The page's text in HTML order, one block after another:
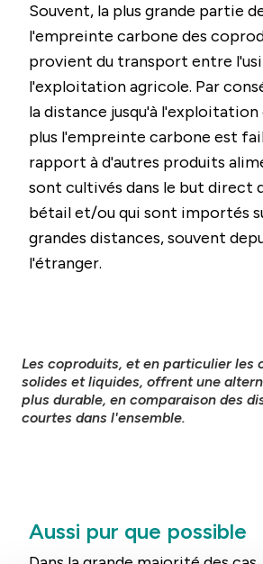
Souvent, la plus grande partie
l'empreinte carbone des
provient du transport entre
l'exploitation agricole. Par
la distance jusqu'à
plus l'empreinte carbone est
rapport à d'autres produits
sont cultivés dans le but direct
bétail et/ou qui sont importés
grandes distances, souvent
l'étranger.
Les coproduits, et en particulier les
solides et liquides, offrent une
plus durable, en comparaison des
courtes dans l'ensemble.
Aussi pur que possible